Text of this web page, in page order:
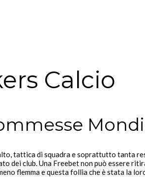
Calcio
tattica di squadra e soprattutto tanta
dei club. Una Freebet non può essere
flemma e questa follia che è stata la